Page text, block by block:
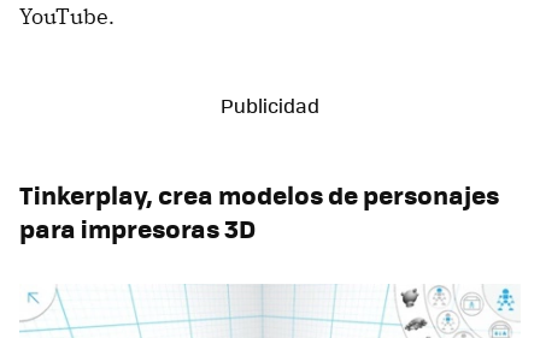
YouTube.
Tinkerplay, crea modelos de personajes
para impresoras 3D